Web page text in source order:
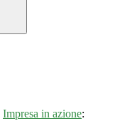
Impresa in azione: